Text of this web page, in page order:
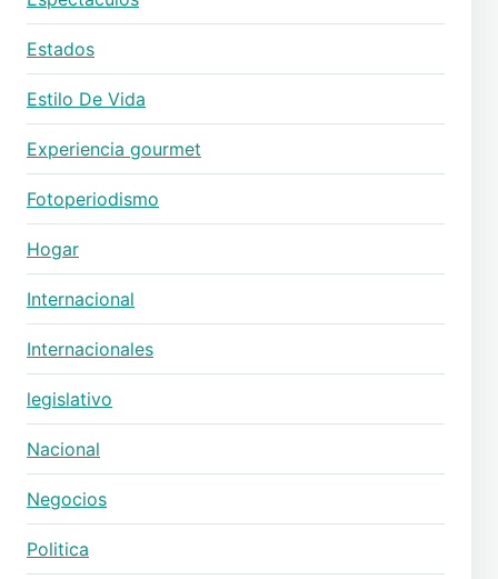
Estados
Estilo De Vida
Experiencia gourmet
Fotoperiodismo
Hogar
Internacional
Internacionales
legislativo
Nacional
Negocios
Politica